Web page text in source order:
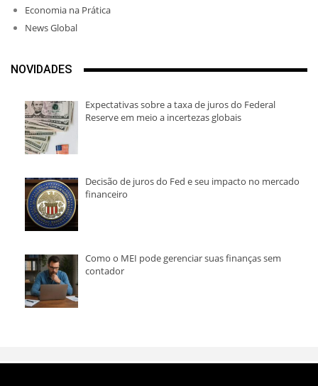
Economia na Prática
News Global
NOVIDADES
Expectativas sobre a taxa de juros do Federal
Reserve em meio a incertezas globais
Decisão de juros do Fed e seu impacto no mercado
financeiro
Como o MEI pode gerenciar suas finanças sem
contador